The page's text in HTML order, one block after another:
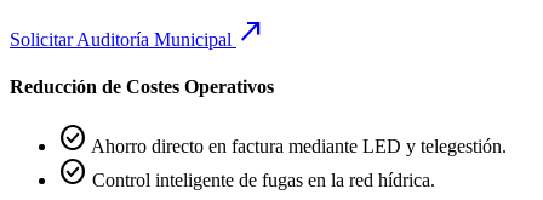
Solicitar Auditoría Municipal call_made
Reducción de Costes Operativos
check_circle Ahorro directo en factura mediante LED y telegestión.
check_circle Control inteligente de fugas en la red hídrica.